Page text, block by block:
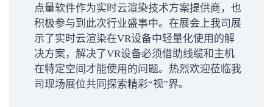
点量软件作为实时云渲染技术方案提供商，也
积极参与到此次行业盛事中。在展会上我司展
示了实时云渲染在VR设备中轻量化使用的解
决方案，解决了VR设备必须借助线缆和主机
在特定空间才能使用的问题。热烈欢迎莅临我
司现场展位共同探索精彩“视”界。